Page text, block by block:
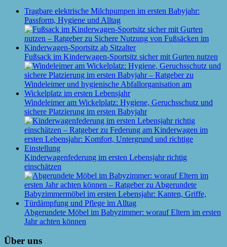
Tragbare elektrische Milchpumpen im ersten Babyjahr:
Passform, Hygiene und Alltag
Fußsack im Kinderwagen-Sportsitz sicher mit Gurten nutzen
Windeleimer am Wickelplatz: Hygiene, Geruchsschutz und
sichere Platzierung im ersten Babyjahr
Kinderwagenfederung im ersten Lebensjahr richtig
einschätzen
Abgerundete Möbel im Babyzimmer: worauf Eltern im ersten
Jahr achten können
Über uns